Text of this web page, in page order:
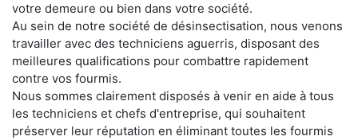
votre demeure ou bien dans votre société.
Au sein de notre société de désinsectisation, nous venons
travailler avec des techniciens aguerris, disposant des
meilleures qualifications pour combattre rapidement
contre vos fourmis.
Nous sommes clairement disposés à venir en aide à tous
les techniciens et chefs d'entreprise, qui souhaitent
préserver leur réputation en éliminant toutes les fourmis